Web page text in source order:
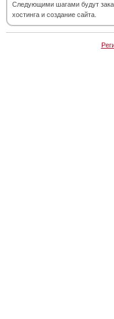
Следующими шагами будут
хостинга и создание сайта.